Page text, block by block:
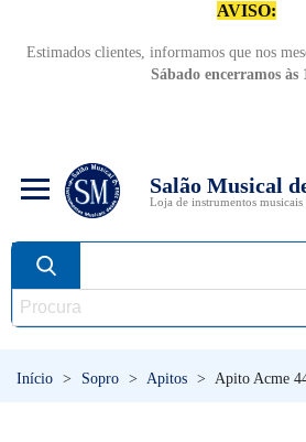
AVISO:
Estimados clientes, informamos que nos
Sábado encerramos às
Salão Musical
Loja de instrumentos musicais
Início > Sopro > Apitos > Apito Acme